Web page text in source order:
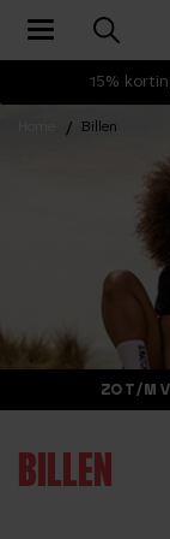
15%
Toggle
Billen
ZO T/M
BILLEN